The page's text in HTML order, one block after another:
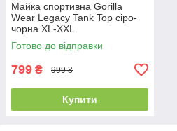
Майка спортивна Gorilla
Wear Legacy Tank Top сіро-
чорна XL-XXL
Готово до відправки
799 ₴ 999 ₴
Купити